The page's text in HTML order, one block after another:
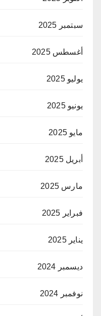
سبتمبر 2025
أغسطس 2025
يوليو 2025
يونيو 2025
مايو 2025
أبريل 2025
مارس 2025
فبراير 2025
يناير 2025
ديسمبر 2024
نوفمبر 2024